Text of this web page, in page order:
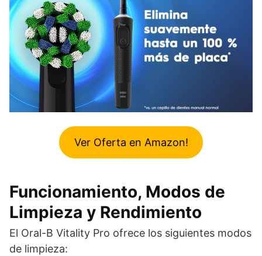
Ver Oferta en Amazon!
Funcionamiento, Modos de
Limpieza y Rendimiento
El Oral-B Vitality Pro ofrece los siguientes modos
de limpieza: